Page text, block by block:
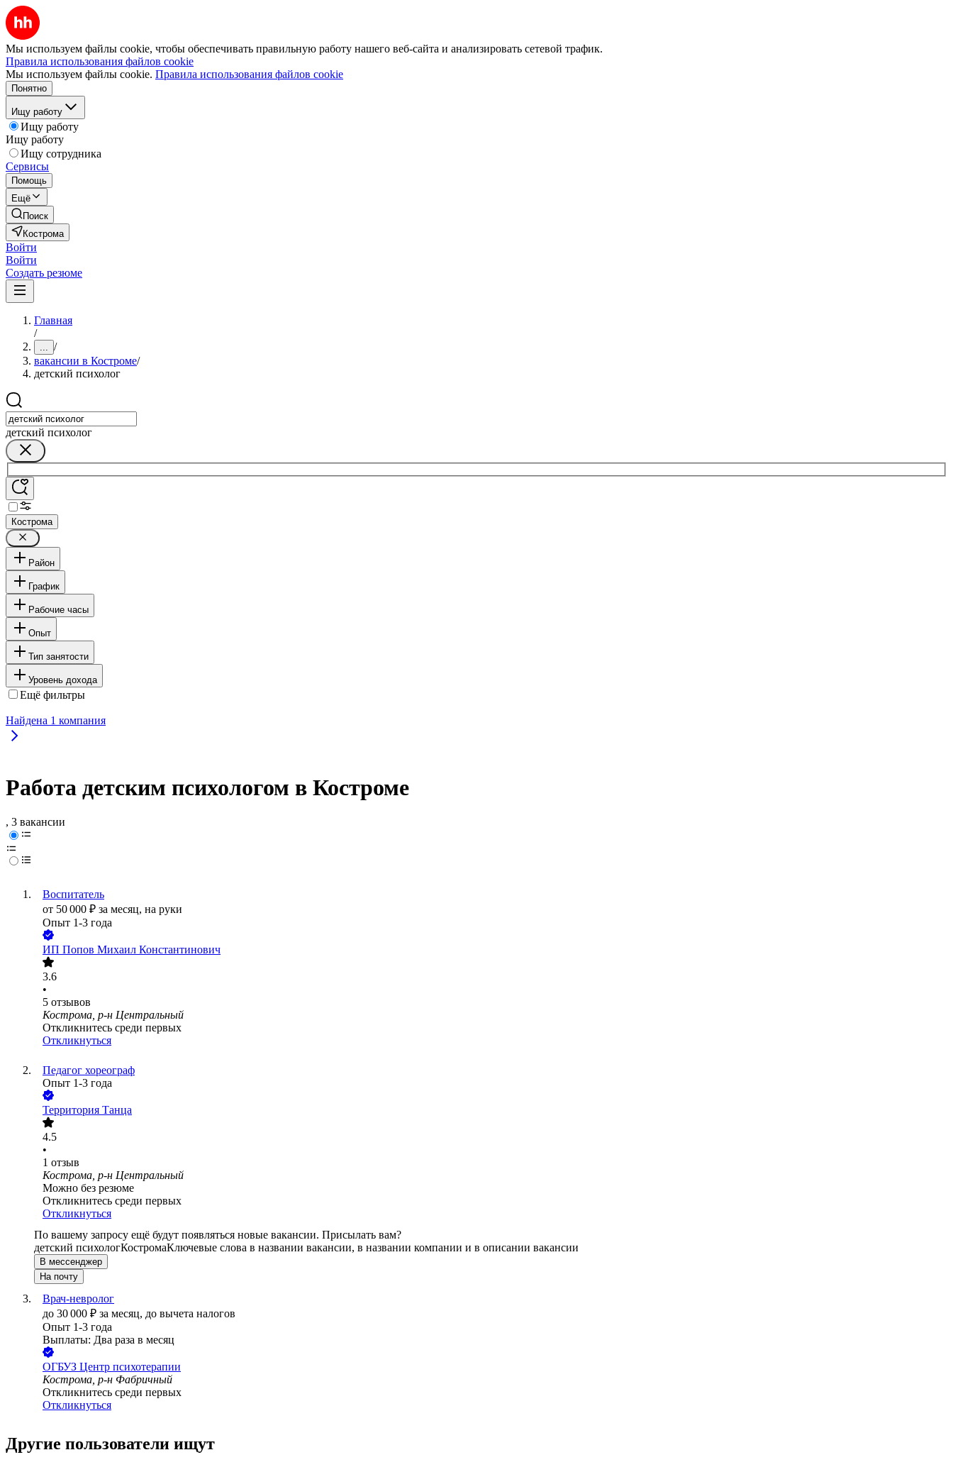
Мы используем файлы cookie, чтобы обеспечивать правильную работу нашего веб-сайта и анализировать сетевой трафик.
Правила использования файлов cookie
Мы используем файлы cookie. Правила использования файлов cookie
Понятно
Ищу работу
Ищу работу
Ищу работу
Ищу сотрудника
Сервисы
Помощь
Ещё
Поиск
Кострома
Войти
Войти
Создать резюме
Главная
/
... /
вакансии в Костроме/
детский психолог
детский психолог
Кострома
Район
График
Рабочие часы
Опыт
Тип занятости
Уровень дохода
Ещё фильтры
Найдена 1 компания
Работа детским психологом в Костроме
, 3 вакансии
Воспитатель
от 50 000 ₽ за месяц, на руки
Опыт 1-3 года
ИП Попов Михаил Константинович
3.6
•
5 отзывов
Кострома, р-н Центральный
Откликнитесь среди первых
Откликнуться
Педагог хореограф
Опыт 1-3 года
Территория Танца
4.5
•
1 отзыв
Кострома, р-н Центральный
Можно без резюме
Откликнитесь среди первых
Откликнуться
По вашему запросу ещё будут появляться новые вакансии. Присылать вам?
детский психологКостромаКлючевые слова в названии вакансии, в названии компании и в описании вакансии
В мессенджер
На почту
Врач-невролог
до 30 000 ₽ за месяц, до вычета налогов
Опыт 1-3 года
Выплаты: Два раза в месяц
ОГБУЗ Центр психотерапии
Кострома, р-н Фабричный
Откликнитесь среди первых
Откликнуться
Другие пользователи ищут